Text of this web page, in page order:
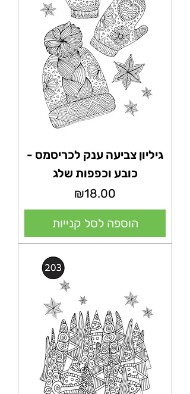
גיליון צביעה ענק לכריסמס -
כובע וכפפות שלג
מחיר
₪18.00
הוספה לסל קנייות